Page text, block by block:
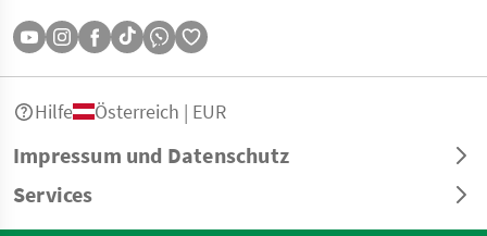
Impressum und Datenschutz
Services
Hilfe Österreich | EUR